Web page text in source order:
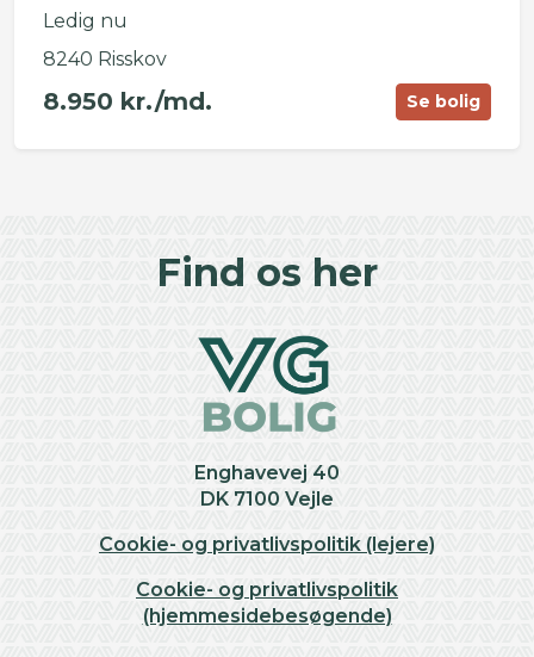
Ledig nu
8240 Risskov
8.950 kr./md. Se bolig
Find os her
Enghavevej 40
DK 7100 Vejle
Cookie- og privatlivspolitik (lejere)
Cookie- og privatlivspolitik
(hjemmesidebesøgende)